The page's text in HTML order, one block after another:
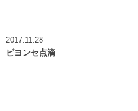
2017.11.28
ビヨンセ点滴